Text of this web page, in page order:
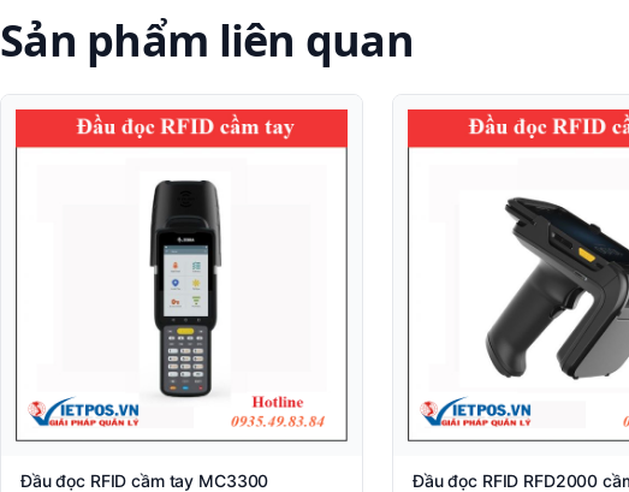
Sản phẩm liên quan
Đầu đọc RFID cầm tay MC3300 Đầu đọc RFID RFD2000